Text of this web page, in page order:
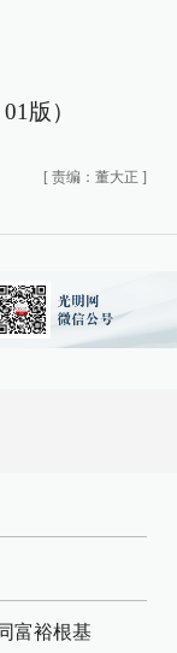
版）
[ 责编：董大正 ]
富裕根基